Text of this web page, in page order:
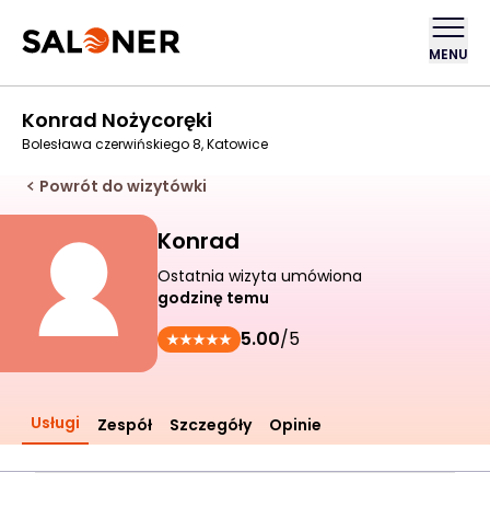
MENU
Konrad Nożycoręki
Bolesława czerwińskiego 8, Katowice
Powrót do wizytówki
Konrad
Ostatnia wizyta umówiona
godzinę temu
5.00/5
Usługi Zespół Szczegóły Opinie